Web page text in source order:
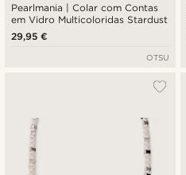
Pearlmania | Colar com Contas
em Vidro Multicoloridas Stardust
29,95 €
OTSU